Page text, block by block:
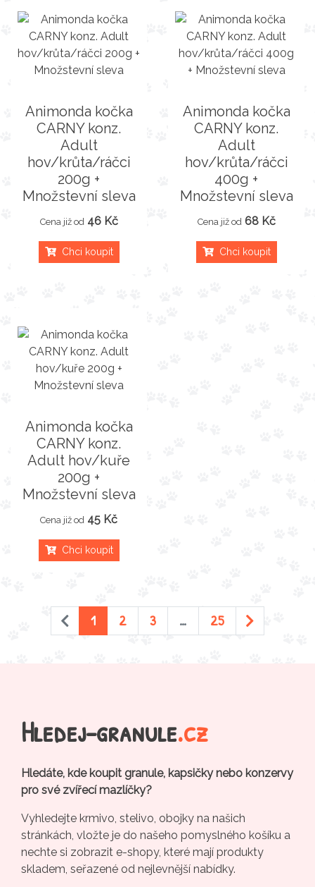
Animonda kočka
CARNY konz.
Adult
hov/krůta/ráčci
200g +
Množstevní sleva
Cena již od 46 Kč
Chci koupit
Animonda kočka
CARNY konz.
Adult
hov/krůta/ráčci
400g +
Množstevní sleva
Cena již od 68 Kč
Chci koupit
Animonda kočka
CARNY konz.
Adult hov/kuře
200g +
Množstevní sleva
Cena již od 45 Kč
Chci koupit
1 2 3 … 25
Hledej-granule.cz
Hledáte, kde koupit granule, kapsičky nebo konzervy
pro své zvířecí mazlíčky?
Vyhledejte krmivo, stelivo, obojky na našich
stránkách, vložte je do našeho pomyslného košíku a
nechte si zobrazit e-shopy, které mají produkty
skladem, seřazené od nejlevnější nabídky.